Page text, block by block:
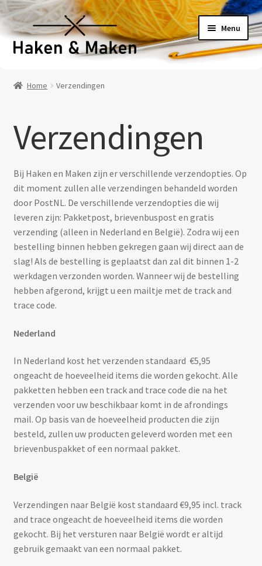
Ga
door
naar
Ga
naar
de
Menu
Haakpakketten
Haakgaren
Benodigheden
Contact
Mijn account
Home Verzendingen
Verzendingen
Bij Haken en Maken zijn er verschillende verzendopties. Op
dit moment zullen alle verzendingen behandeld worden
door PostNL. De verschillende verzendopties die wij
leveren zijn: Pakketpost, brievenbuspost en gratis
verzending (alleen in Nederland en België). Zodra wij een
bestelling binnen hebben gekregen gaan wij direct aan de
slag! Als de bestelling is geplaatst dan zal dit binnen 1-2
werkdagen verzonden worden. Wanneer wij de bestelling
hebben afgerond, krijgt u een mailtje met de track and
trace code.
Nederland
In Nederland kost het verzenden standaard €5,95
ongeacht de hoeveelheid items die worden gekocht. Alle
pakketten hebben een track and trace code die na het
verzenden voor uw beschikbaar komt in de afrondings
mail. Op basis van de hoeveelheid producten die zijn
besteld, zullen uw producten geleverd worden met een
brievenbuspakket of een normaal pakket.
België
Verzendingen naar België kost standaard €9,95 incl. track
and trace ongeacht de hoeveelheid items die worden
gekocht. Bij het versturen naar België wordt er altijd
gebruik gemaakt van een normaal pakket.